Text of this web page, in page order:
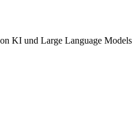
KI und Large Language Models